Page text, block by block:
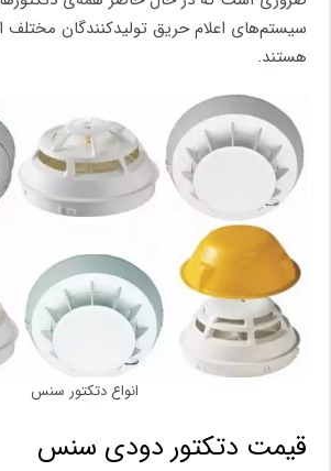
سیستم‌های اعلام حریق تولیدکنندگان مختلف
هستند.
انواع دتکتور سنس
قیمت دتکتور دودی سنس